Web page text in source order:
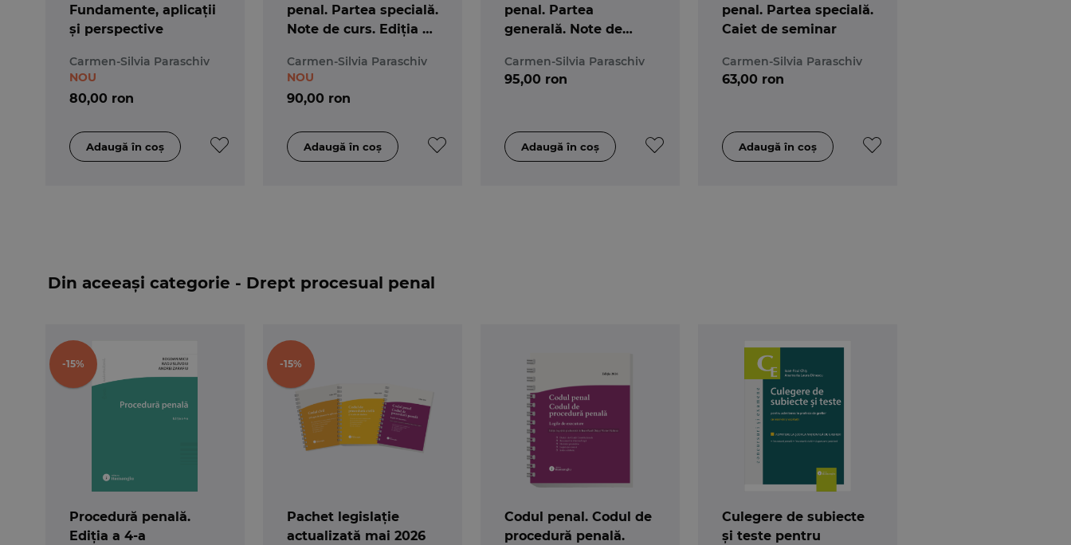
Fundamente, aplicații
și perspective
Carmen-Silvia Paraschiv
80,00 ron
NOU
penal. Partea specială.
Note de curs. Ediția a
Carmen-Silvia Paraschiv
90,00 ron
NOU
penal. Partea
generală. Note de
Carmen-Silvia Paraschiv
95,00 ron
penal. Partea specială.
Caiet de seminar
Carmen-Silvia Paraschiv
63,00 ron
Din aceeași categorie - Drept procesual penal
-15%
Procedură penală.
Ediția a 4-a
-15%
Pachet legislație
actualizată mai 2026
Codul penal. Codul de
procedură penală.
Culegere de subiecte
și teste pentru